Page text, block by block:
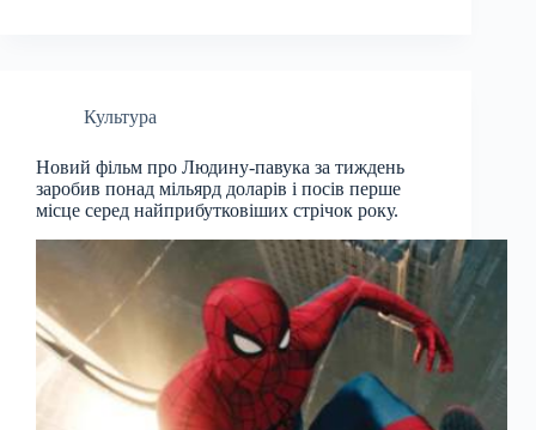
Культура
Новий фільм про Людину-павука за тиждень
заробив понад мільярд доларів і посів перше
місце серед найприбутковіших стрічок року.